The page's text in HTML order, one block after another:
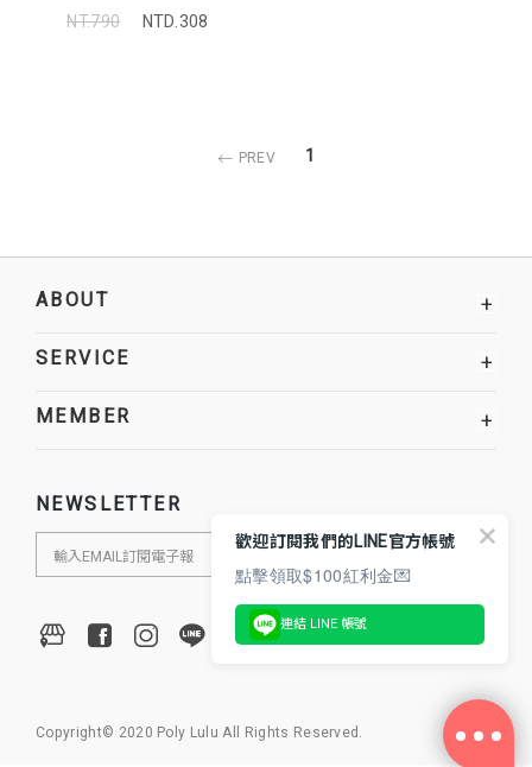
NT.790
NTD.308
PREV 1
ABOUT +
SERVICE +
MEMBER +
NEWSLETTER
Copyright© 2020 Poly Lulu All Rights Reserved.
歡迎訂閱我們的LINE官方帳號
點擊領取$100紅利金💌
連結 LINE 帳號